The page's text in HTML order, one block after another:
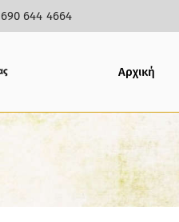
690 644 4664
Αρχική